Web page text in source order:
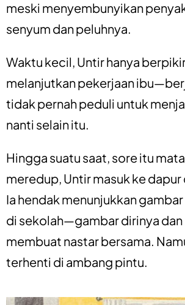
meski menyembunyikan
senyum dan peluhnya.
Waktu kecil, Untir hanya
melanjutkan pekerjaan
tidak pernah peduli untuk
nanti selain itu.
Hingga suatu saat, sore itu
meredup, Untir masuk ke dapur
Ia hendak menunjukkan
di sekolah—gambar dirinya dan
membuat nastar bersama.
terhenti di ambang pintu.